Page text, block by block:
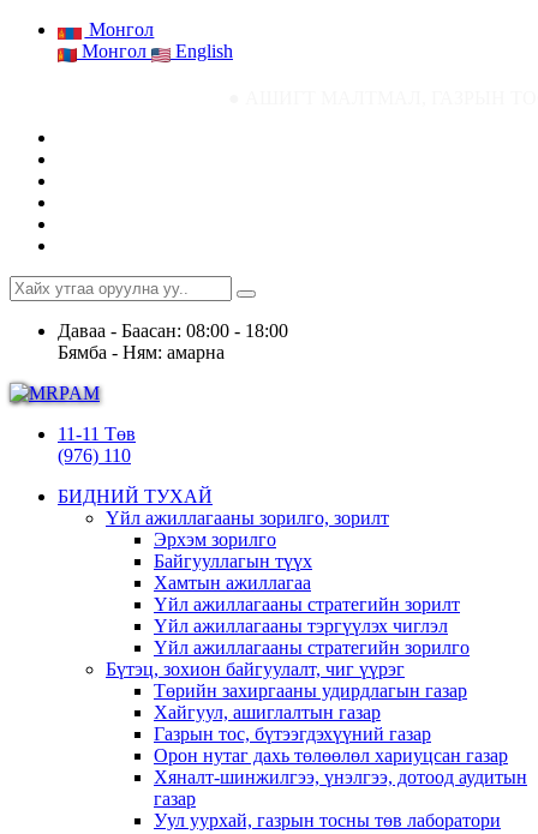
Монгол
Монгол
English
Даваа - Баасан: 08:00 - 18:00
Бямба - Ням: амарна
11-11 Төв
(976) 110
БИДНИЙ ТУХАЙ
Үйл ажиллагааны зорилго, зорилт
Эрхэм зорилго
Байгууллагын түүх
Хамтын ажиллагаа
Үйл ажиллагааны стратегийн зорилт
Үйл ажиллагааны тэргүүлэх чиглэл
Үйл ажиллагааны стратегийн зорилго
Бүтэц, зохион байгуулалт, чиг үүрэг
Төрийн захиргааны удирдлагын газар
Хайгуул, ашиглалтын газар
Газрын тос, бүтээгдэхүүний газар
Орон нутаг дахь төлөөлөл хариуцсан газар
Хяналт-шинжилгээ, үнэлгээ, дотоод аудитын
газар
Уул уурхай, газрын тосны төв лаборатори